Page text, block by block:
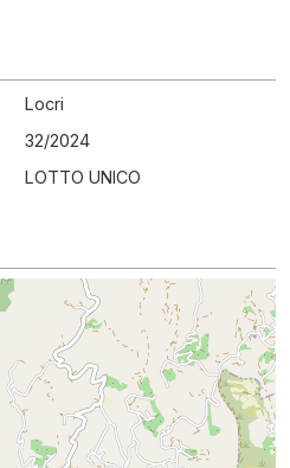
Locri
32/2024
LOTTO UNICO